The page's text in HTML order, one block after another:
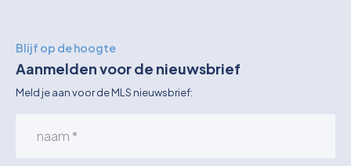
Blijf op de hoogte
Aanmelden voor de nieuwsbrief
Meld je aan voor de MLS nieuwsbrief: